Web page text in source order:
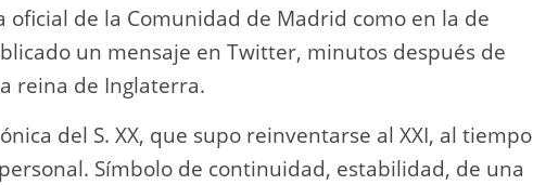
oficial de la Comunidad de Madrid como en la de
un mensaje en Twitter, minutos después de
reina de Inglaterra.
del S. XX, que supo reinventarse al XXI, al tiempo
Símbolo de continuidad, estabilidad, de una